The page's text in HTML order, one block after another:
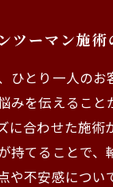
あ
ツーマン施術
ひとり一人の
みを伝えるこ
に合わせた施
持てることで
や不安感につ